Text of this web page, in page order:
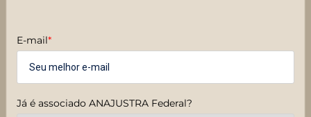
E-mail*
Já é associado ANAJUSTRA Federal?